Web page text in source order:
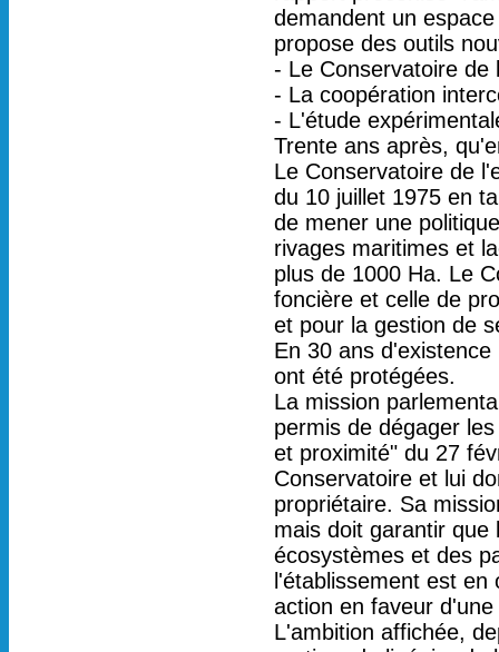
demandent un
propose des outils
- Le Conservatoire de
- La coopération
- L'étude
Trente ans après,
Le Conservatoire de
du 10 juillet 1975 en
de mener une
rivages maritimes et
plus de 1000 Ha. Le
foncière et celle de
et pour la gestion de
En 30 ans
ont été protégées.
La mission
permis de dégager
et proximité" du 27
Conservatoire et lui
propriétaire. Sa
mais doit garantir que
écosystèmes et des
l'établissement est
action en faveur
L'ambition affichée,